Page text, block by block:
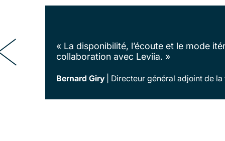
« La disponibilité, l’écoute et le mode
collaboration avec Leviia. »
Bernard Giry Directeur général adjoint de